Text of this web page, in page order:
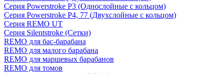
Серия Powerstroke P3 (Однослойные с кольцом)
Серия Powerstroke P4, 77 (Двухслойные с кольцом)
Серия REMO UT
Серия Silentstroke (Сетки)
REMO для бас-барабана
REMO для малого барабана
REMO для маршевых барабанов
REMO для томов